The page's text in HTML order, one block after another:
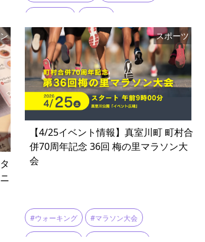
#最上川Smileマラソン
【4/25イベント情報】真室川町 町村合
併70周年記念 36回 梅の里マラソン大
会
スポーツ
#ウォーキング #マラソン大会